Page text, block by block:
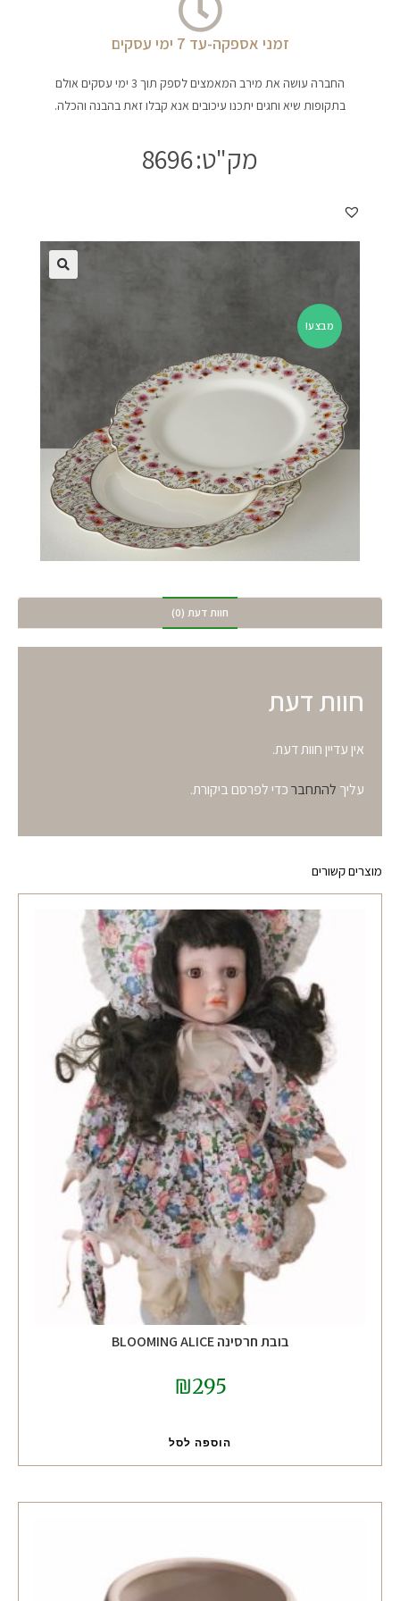
זמני אספקה-עד 7 ימי עסקים
החברה עושה את מירב המאמצים לספק תוך 3 ימי עסקים אולם
בתקופות שיא וחגים יתכנו עיכובים אנא קבלו זאת בהבנה והכלה.
מק"ט:8696
מבצע!
חוות דעת (0)
חוות דעת
אין עדיין חוות דעת.
עליך להתחברכדי לפרסם ביקורת.
מוצרים קשורים
בובת חרסינה BLOOMING ALICE
₪295
הוספה לסל